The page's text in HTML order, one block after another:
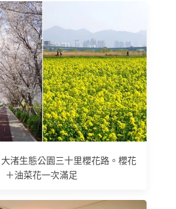
大渚生態公園三十里櫻花路。櫻花
＋油菜花一次滿足